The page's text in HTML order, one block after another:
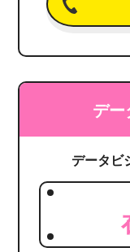
デ
データビ